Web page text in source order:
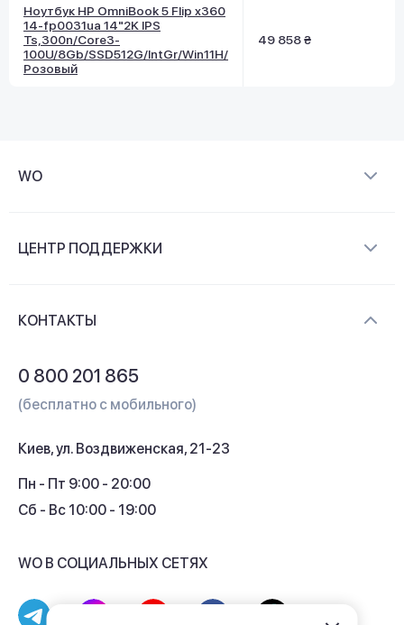
Ноутбук HP OmniBook 5 Flip x360
14-fp0031ua 14"2K IPS
Ts,300n/Core3-
100U/8Gb/SSD512G/IntGr/Win11H/
Розовый
49 858 ₴
WO
Контакты
ЦЕНТР ПОДДЕРЖКИ
Кэшбек
КОНТАКТЫ
0 800 201 865
(бесплатно с мобильного)
Киев, ул. Воздвиженская, 21-23
Пн - Пт 9:00 - 20:00
Сб - Вс 10:00 - 19:00
WO В СОЦИАЛЬНЫХ СЕТЯХ